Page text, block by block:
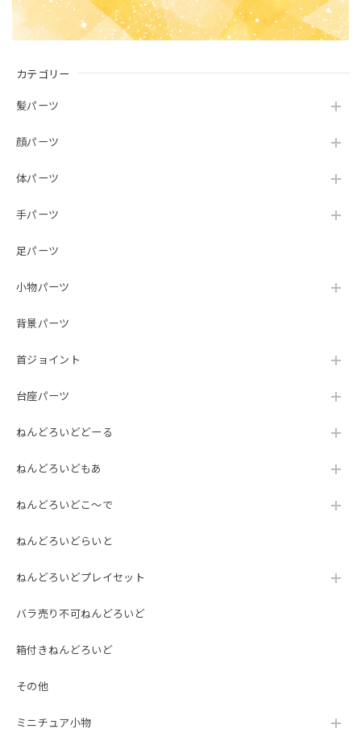
カテゴリー
髪パーツ
顔パーツ
体パーツ
手パーツ
足パーツ
小物パーツ
背景パーツ
首ジョイント
台座パーツ
ねんどろいどどーる
ねんどろいどもあ
ねんどろいどこ～で
ねんどろいどらいと
ねんどろいどプレイセット
バラ売り不可ねんどろいど
箱付きねんどろいど
その他
ミニチュア小物